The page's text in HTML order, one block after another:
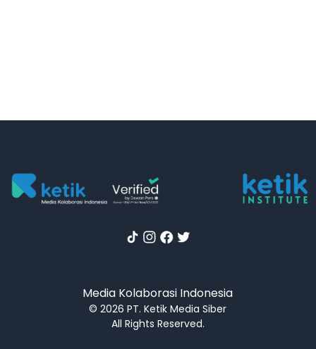
Media Kolaborasi Indonesia
© 2026 PT. Ketik Media Siber
All Rights Reserved.